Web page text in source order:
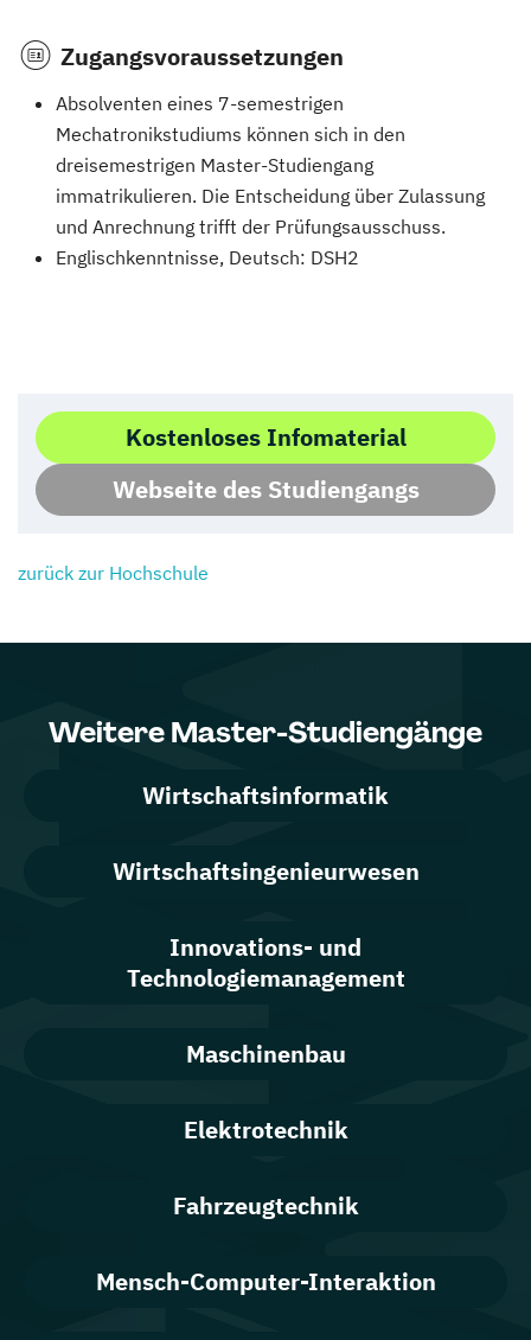
Zugangsvoraussetzungen
Absolventen eines 7-semestrigen
Mechatronikstudiums können sich in den
dreisemestrigen Master-Studiengang
immatrikulieren. Die Entscheidung über Zulassung
und Anrechnung trifft der Prüfungsausschuss.
Englischkenntnisse, Deutsch: DSH2
Kostenloses Infomaterial
Webseite des Studiengangs
zurück zur Hochschule
Weitere Master-Studiengänge
Wirtschaftsinformatik
Wirtschaftsingenieurwesen
Innovations- und
Technologiemanagement
Maschinenbau
Elektrotechnik
Fahrzeugtechnik
Mensch-Computer-Interaktion